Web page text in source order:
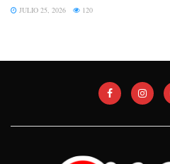
JULIO 25, 2026 120